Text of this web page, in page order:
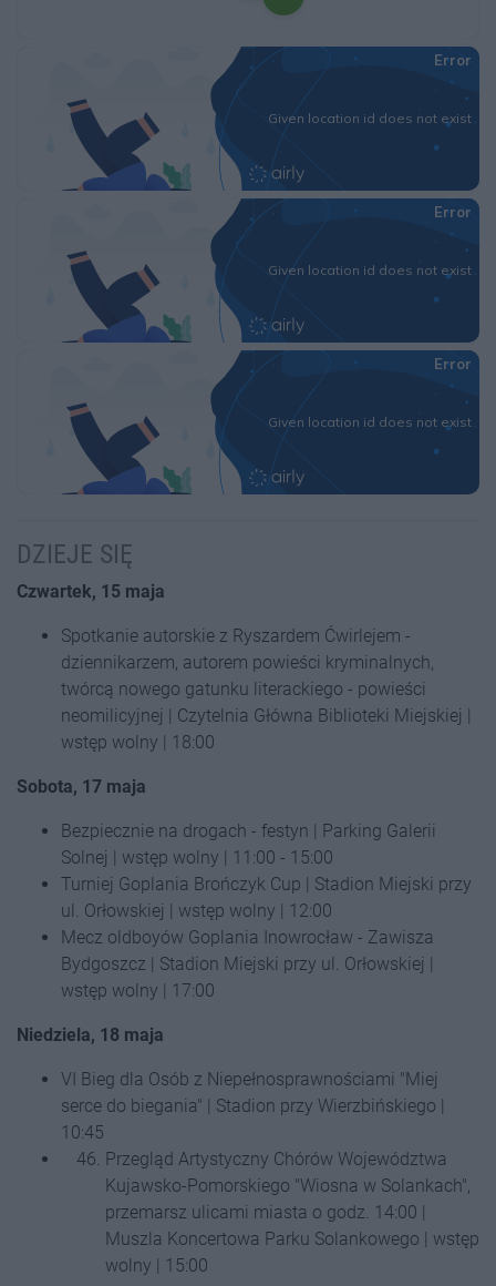
DZIEJE SIĘ
Czwartek, 15 maja
Spotkanie autorskie z Ryszardem Ćwirlejem -
dziennikarzem, autorem powieści kryminalnych,
twórcą nowego gatunku literackiego - powieści
neomilicyjnej | Czytelnia Główna Biblioteki Miejskiej |
wstęp wolny | 18:00
Sobota, 17 maja
Bezpiecznie na drogach - festyn | Parking Galerii
Solnej | wstęp wolny | 11:00 - 15:00
Turniej Goplania Brończyk Cup | Stadion Miejski przy
ul. Orłowskiej | wstęp wolny | 12:00
Mecz oldboyów Goplania Inowrocław - Zawisza
Bydgoszcz | Stadion Miejski przy ul. Orłowskiej |
wstęp wolny | 17:00
Niedziela, 18 maja
VI Bieg dla Osób z Niepełnosprawnościami "Miej
serce do biegania" | Stadion przy Wierzbińskiego |
10:45
Przegląd Artystyczny Chórów Województwa
Kujawsko-Pomorskiego "Wiosna w Solankach",
przemarsz ulicami miasta o godz. 14:00 |
Muszla Koncertowa Parku Solankowego | wstęp
wolny | 15:00